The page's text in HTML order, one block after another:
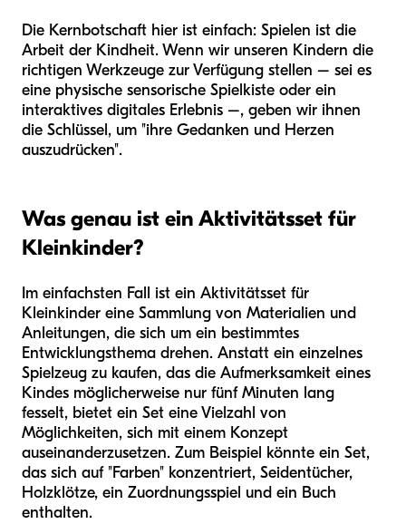
Die Kernbotschaft hier ist einfach: Spielen ist die
Arbeit der Kindheit. Wenn wir unseren Kindern die
richtigen Werkzeuge zur Verfügung stellen – sei es
eine physische sensorische Spielkiste oder ein
interaktives digitales Erlebnis –, geben wir ihnen
die Schlüssel, um "ihre Gedanken und Herzen
auszudrücken".
Was genau ist ein Aktivitätsset für
Kleinkinder?
Im einfachsten Fall ist ein Aktivitätsset für
Kleinkinder eine Sammlung von Materialien und
Anleitungen, die sich um ein bestimmtes
Entwicklungsthema drehen. Anstatt ein einzelnes
Spielzeug zu kaufen, das die Aufmerksamkeit eines
Kindes möglicherweise nur fünf Minuten lang
fesselt, bietet ein Set eine Vielzahl von
Möglichkeiten, sich mit einem Konzept
auseinanderzusetzen. Zum Beispiel könnte ein Set,
das sich auf "Farben" konzentriert, Seidentücher,
Holzklötze, ein Zuordnungsspiel und ein Buch
enthalten.